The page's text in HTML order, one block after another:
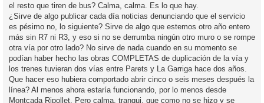
el resto que tiren de bus? Calma, calma. Es lo que hay.
¿Sirve de algo publicar cada día noticias denunciando que el servicio
es pésimo no, lo siguiente? Sirve de algo que estemos otro año entero
más sin R7 ni R3, y eso si no se derrumba ningún otro muro o se rompe
otra vía por otro lado? No sirve de nada cuando en su momento se
podían haber hecho las obras COMPLETAS de duplicación de la vía y
los trenes tuvieran dos vías entre Parets y La Garriga hace dos años.
Que hacer eso hubiera comportado abrir cinco o seis meses después la
línea? Al menos ahora estaría funcionando, por lo menos desde
Montcada Ripollet. Pero calma, tranqui, que como no se hizo y se